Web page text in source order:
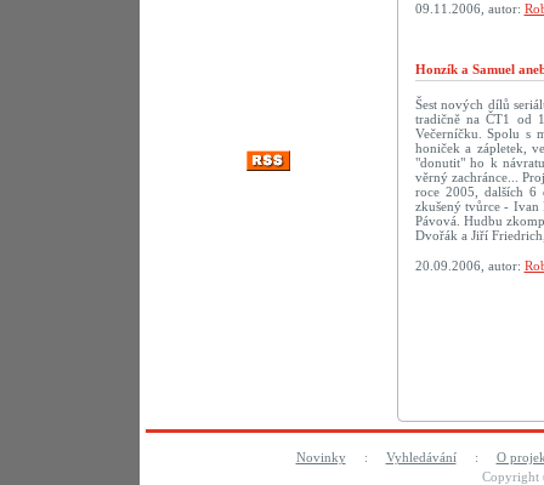
09.11.2006, autor:
Honzík a Samuel
Šest nových dílů
tradičně na ČT1 od
Večerníčku. Spolu s
honiček a zápletek,
"donutit" ho k
věrný zachránce...
roce 2005, dalších 6
zkušený tvůrce - Ivan
Pávová. Hudbu
Dvořák a Jiří
20.09.2006, autor:
Novinky: Vyhledávání: O
Copyright